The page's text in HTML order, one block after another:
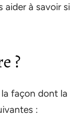
à savoir si
?
façon dont la
: